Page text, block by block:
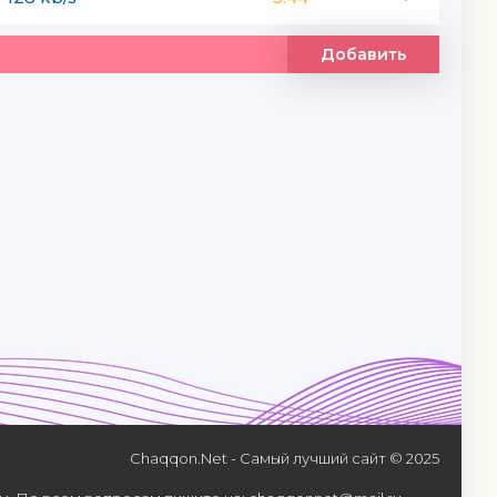
Добавить
Chaqqon.Net - Самый лучший сайт © 2025